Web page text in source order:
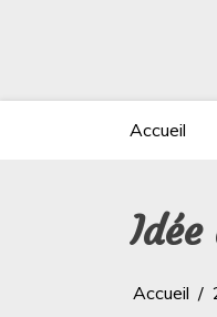
Accueil
Idée
Accueil